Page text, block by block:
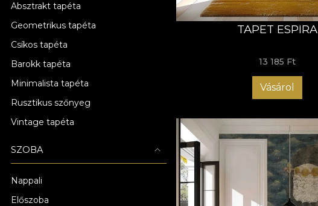
Absztrakt tapéta
Geometrikus tapéta
Csíkos tapéta
Barokk tapéta
Minimalista tapéta
Rusztikus szőnyeg
Vintage tapéta
SZOBA
Nappali
Előszoba
TAPET ESPIRA
13 185 Ft
Vásárol